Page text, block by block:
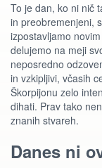
To je dan, ko ni nič
in preobremenjeni,
izpostavljamo
delujemo na meji
neposredno
in vzkipljivi, včasih
Škorpijonu zelo
dihati. Prav tako
znanih stvareh.
Danes ni